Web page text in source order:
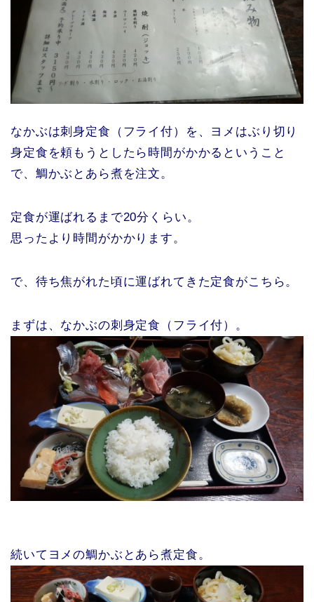
なかぶは刺身定食（フライ付）を、ヨメはぶり切り
身定食を頼もうとしたら時間がかかるということ
で、鯛かぶとあら煮を注文。
定食が運ばれるまで20分くらい。
思ったより時間がかかります。
で、待ち焦がれた頃に運ばれてきた定食がこちら。
まずは、なかぶの刺身定食（フライ付）。
続いてヨメの鯛かぶとあら煮定食。